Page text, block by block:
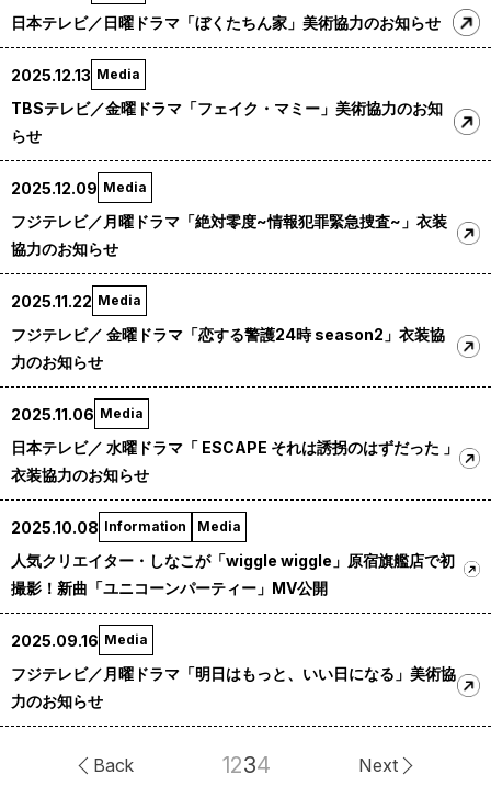
日本テレビ／日曜ドラマ「ぼくたちん家」美術協力のお知らせ
2025.12.13 Media
TBSテレビ／金曜ドラマ「フェイク・マミー」美術協力のお知
らせ
2025.12.09 Media
フジテレビ／月曜ドラマ「絶対零度~情報犯罪緊急捜査~」衣装
協力のお知らせ
2025.11.22 Media
フジテレビ／ 金曜ドラマ「恋する警護24時 season2」衣装協
力のお知らせ
2025.11.06 Media
日本テレビ／ 水曜ドラマ「 ESCAPE それは誘拐のはずだった 」
衣装協力のお知らせ
2025.10.08 Information Media
人気クリエイター・しなこが「wiggle wiggle」原宿旗艦店で初
撮影！新曲「ユニコーンパーティー」MV公開
2025.09.16 Media
フジテレビ／月曜ドラマ「明日はもっと、いい日になる」美術協
力のお知らせ
Back 1234 Next